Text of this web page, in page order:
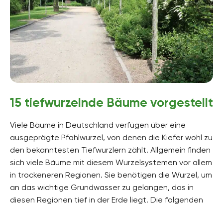
15 tiefwurzelnde Bäume vorgestellt
Viele Bäume in Deutschland verfügen über eine
ausgeprägte Pfahlwurzel, von denen die Kiefer wohl zu
den bekanntesten Tiefwurzlern zählt. Allgemein finden
sich viele Bäume mit diesem Wurzelsystemen vor allem
in trockeneren Regionen. Sie benötigen die Wurzel, um
an das wichtige Grundwasser zu gelangen, das in
diesen Regionen tief in der Erde liegt. Die folgenden